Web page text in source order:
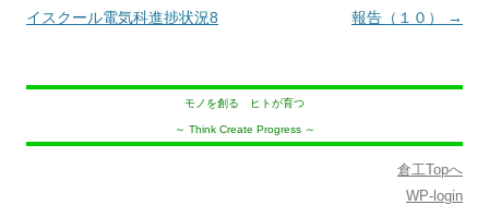
稿
ー
イスクール電気科進捗状況8
報告（１０）
→
モノを創る ヒトが育つ
～ Think Create Progress ～
倉工Topへ
WP-login